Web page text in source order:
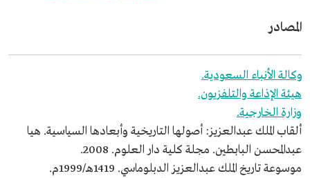
المصادر
وكالة الأنباء السعودية.
هيئة الإذاعة والتلفزيون.
وزارة الخارجية.
ألقاب الملك عبدالعزيز: أصولها التاريخية وأبعادها السياسية. هيا
عبدالمحسن البابطين. مجلة كلية دار العلوم. 2008.
موسوعة تاريخ الملك عبدالعزيز الدبلوماسي. 1419هـ/1999م.